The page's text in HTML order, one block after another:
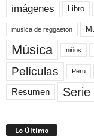
imágenes Libro
musica de reggaeton
Música niños
Películas Peru
Resumen Serie
Lo Último